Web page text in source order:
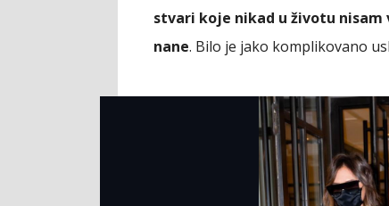
stvari koje nikad u životu nisam
nane. Bilo je jako komplikovano